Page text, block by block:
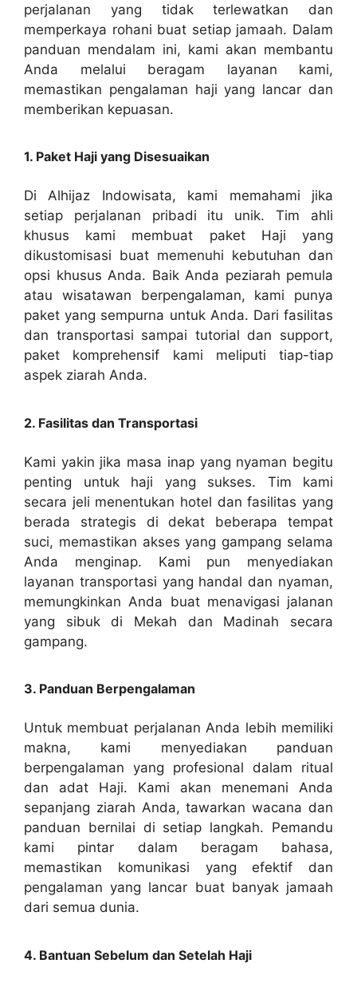
perjalanan yang tidak terlewatkan dan
memperkaya rohani buat setiap jamaah. Dalam
panduan mendalam ini, kami akan membantu
Anda melalui beragam layanan kami,
memastikan pengalaman haji yang lancar dan
memberikan kepuasan.
1. Paket Haji yang Disesuaikan
Di Alhijaz Indowisata, kami memahami jika
setiap perjalanan pribadi itu unik. Tim ahli
khusus kami membuat paket Haji yang
dikustomisasi buat memenuhi kebutuhan dan
opsi khusus Anda. Baik Anda peziarah pemula
atau wisatawan berpengalaman, kami punya
paket yang sempurna untuk Anda. Dari fasilitas
dan transportasi sampai tutorial dan support,
paket komprehensif kami meliputi tiap-tiap
aspek ziarah Anda.
2. Fasilitas dan Transportasi
Kami yakin jika masa inap yang nyaman begitu
penting untuk haji yang sukses. Tim kami
secara jeli menentukan hotel dan fasilitas yang
berada strategis di dekat beberapa tempat
suci, memastikan akses yang gampang selama
Anda menginap. Kami pun menyediakan
layanan transportasi yang handal dan nyaman,
memungkinkan Anda buat menavigasi jalanan
yang sibuk di Mekah dan Madinah secara
gampang.
3. Panduan Berpengalaman
Untuk membuat perjalanan Anda lebih memiliki
makna, kami menyediakan panduan
berpengalaman yang profesional dalam ritual
dan adat Haji. Kami akan menemani Anda
sepanjang ziarah Anda, tawarkan wacana dan
panduan bernilai di setiap langkah. Pemandu
kami pintar dalam beragam bahasa,
memastikan komunikasi yang efektif dan
pengalaman yang lancar buat banyak jamaah
dari semua dunia.
4. Bantuan Sebelum dan Setelah Haji